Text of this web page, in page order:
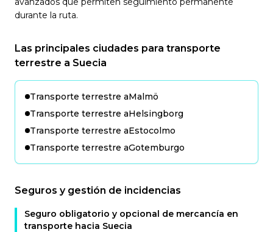
durante la ruta.
Las principales ciudades para transporte
terrestre a Suecia
Transporte terrestre aMalmö
Transporte terrestre aHelsingborg
Transporte terrestre aEstocolmo
Transporte terrestre aGotemburgo
Seguros y gestión de incidencias
Seguro obligatorio y opcional de mercancía en
transporte hacia Suecia